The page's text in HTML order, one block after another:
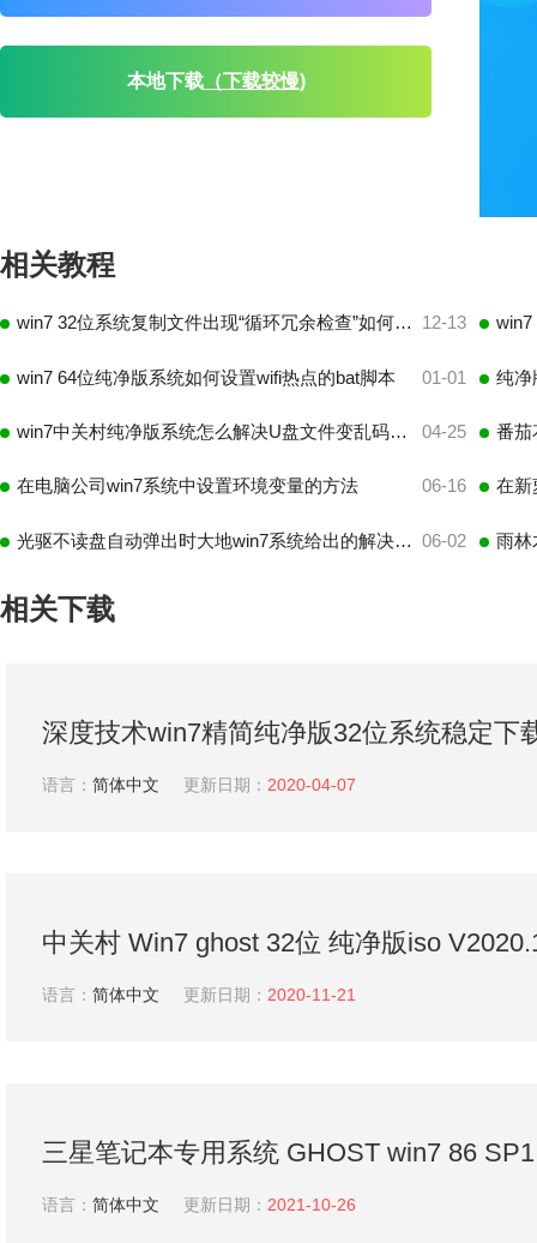
本地下载（下载较慢)
相关教程
win7 32位系统复制文件出现“循环冗余检查”如何处理 12-13 win7
win7 64位纯净版系统如何设置wifi热点的bat脚本 01-01
win7中关村纯净版系统怎么解决U盘文件变乱码且无法删除的问题 04-25 番茄
在电脑公司win7系统中设置环境变量的方法 06-16 在新
光驱不读盘自动弹出时大地win7系统给出的解决办法 06-02 雨林
相关下载
深度技术win7精简纯净版32位系统稳定下
语言： 简体中文 更新日期： 2020-04-07
中关村 Win7 ghost 32位 纯净版iso
语言： 简体中文 更新日期： 2020-11-21
三星笔记本专用系统 GHOST win7 86
V2021.10
语言： 简体中文 更新日期： 2021-10-26